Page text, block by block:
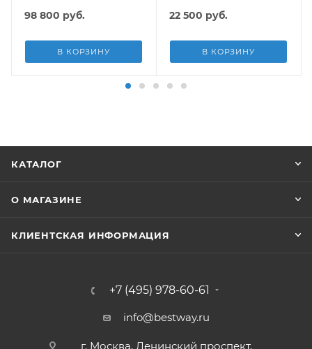
подст.
98 800 руб.
В КОРЗИНУ
22 500 руб.
В КОРЗИНУ
КАТАЛОГ
О МАГАЗИНЕ
КЛИЕНТСКАЯ ИНФОРМАЦИЯ
+7 (495) 978-60-61
info@bestway.ru
г. Москва, Ленинский проспект,